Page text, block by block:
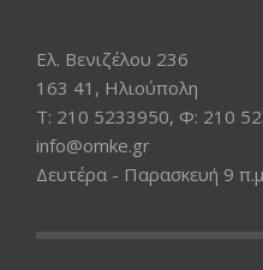
Ελ. Βενιζέλου 236
163 41, Ηλιούπολη
Τ: 210 5233950, Φ: 210
info@omke.gr
Δευτέρα - Παρασκευή 9